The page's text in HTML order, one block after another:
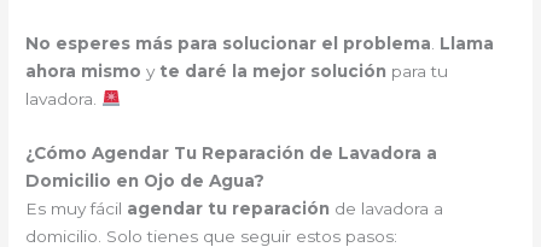
No esperes más para solucionar el problema Llama
ahora mismo y te daré la mejor solución para tu
lavadora.
¿Cómo Agendar Tu Reparación de Lavadora a
Domicilio en Ojo de Agua?
Es muy fácil agendar tu reparación de lavadora a
domicilio. Solo tienes que seguir estos pasos: